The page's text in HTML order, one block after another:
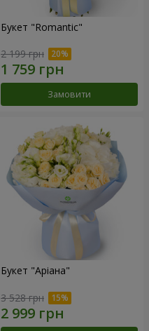
Букет "Romantic"
2 199 грн
Замовити
Букет "Аріана"
3 528 грн